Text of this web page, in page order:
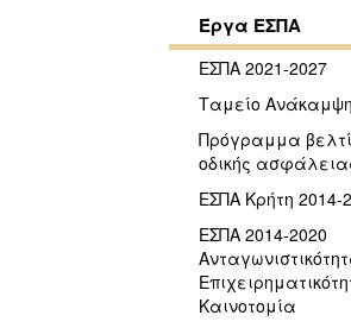
Έργα ΕΣΠΑ
ΕΣΠΑ 2021-2027
Ταμείο
Πρόγραμμα
οδικής
ΕΣΠΑ Κρήτη 2014-
ΕΣΠΑ 2014-2020
Καινοτομία